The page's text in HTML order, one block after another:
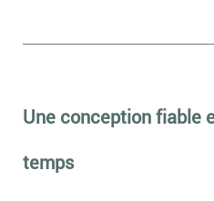
Une conception fiable
temps